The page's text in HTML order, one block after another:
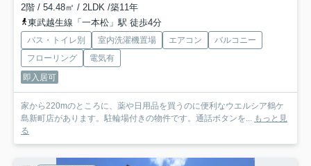
2階 / 54.48㎡ / 2LDK /築11年
東武越生線「一本松」駅 徒歩4分
バス・トイレ別 室内洗濯機置場 エアコン
バルコニー
フローリング
電気有
即入居可
家から220mのところに、薬や日用品を買うのに便利なウエルシア鶴ケ
島新町店があります。駐輪場付きの物件です。通話ボタンを... もっと見
る